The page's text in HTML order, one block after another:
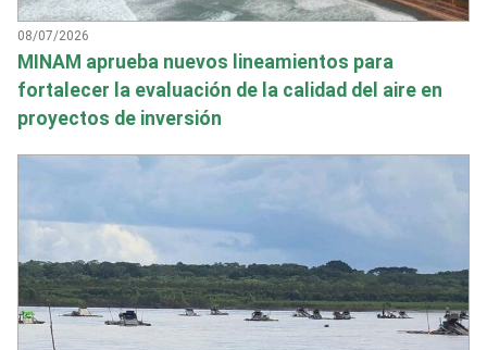
08/07/2026
MINAM aprueba nuevos lineamientos para
fortalecer la evaluación de la calidad del aire en
proyectos de inversión